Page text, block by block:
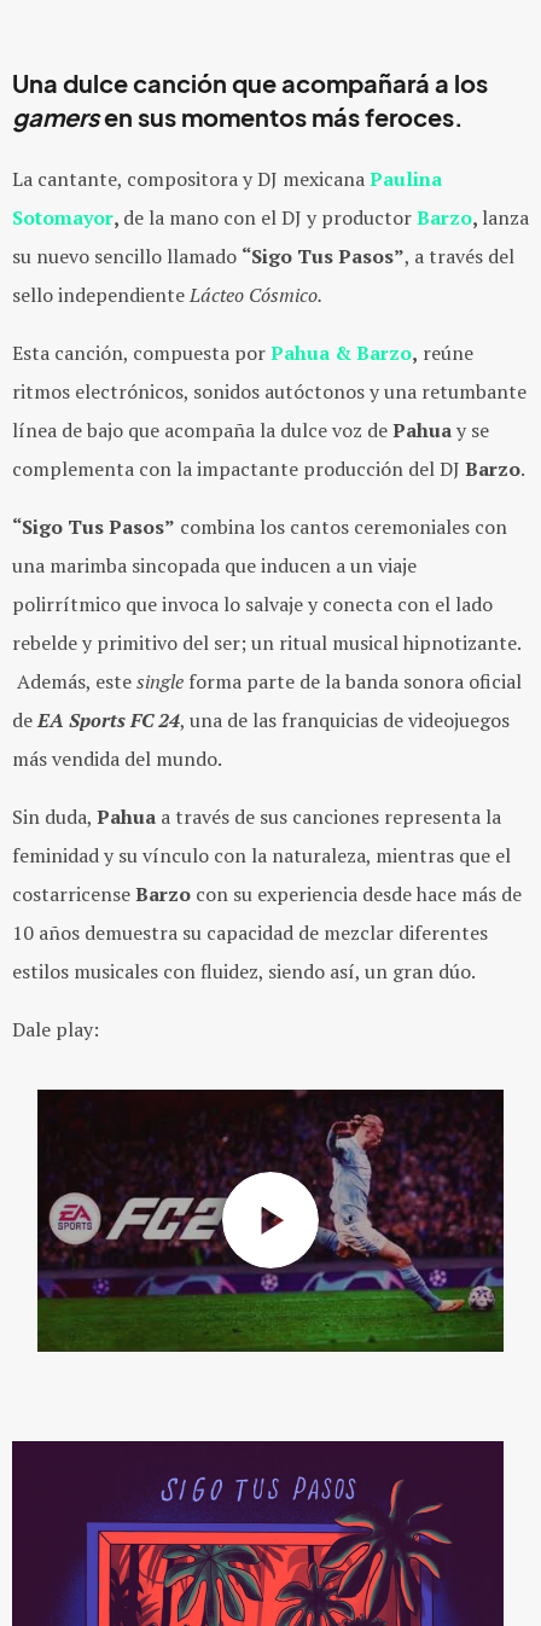
Una dulce canción que acompañará a los
gamersen sus momentos más feroces.
La cantante, compositora y DJ mexicanaPaulina
Sotomayor, de la mano con el DJ y productorBarzo, lanza
su nuevo sencillo llamado “Sigo Tus Pasos”, a través del
sello independienteLácteo Cósmico.
Esta canción, compuesta porPahua & Barzo, reúne
ritmos electrónicos, sonidos autóctonos y una retumbante
línea de bajo que acompaña la dulce voz dePahuay se
complementa con la impactante producción del DJ Barzo.
“Sigo Tus Pasos” combina los cantos ceremoniales con
una marimba sincopada que inducen a un viaje
polirrítmico que invoca lo salvaje y conecta con el lado
rebelde y primitivo del ser; un ritual musical hipnotizante.
Además, estesingle forma parte de la banda sonora oficial
deEA Sports FC 24, una de las franquicias de videojuegos
más vendida del mundo.
Sin duda, Pahua a través de sus canciones representa la
feminidad y su vínculo con la naturaleza, mientras que el
costarricenseBarzo con su experiencia desde hace más de
10 años demuestra su capacidad de mezclar diferentes
estilos musicales con fluidez, siendo así, un gran dúo.
Dale play: